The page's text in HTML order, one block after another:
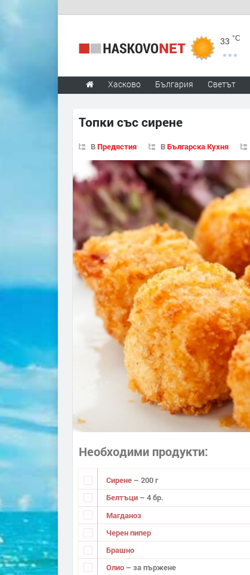
33 °C
Хасково България Светът
Топки със сирене
ВПредястия ВБългарска Кухня
Необходими продукти
Сирене – 200 г
Белтъци – 4 бр.
Магданоз
Черен пипер
Брашно
Олио – за пържене